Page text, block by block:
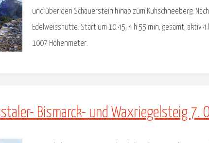
und über den Schauerstein hinab zum Kuhschneeberg.
Edelweisshütte. Start um 10:45, 4 h 55 min, gesamt, aktiv
1007 Höhenmeter.
Bismarck- und Waxriegelsteig 7.